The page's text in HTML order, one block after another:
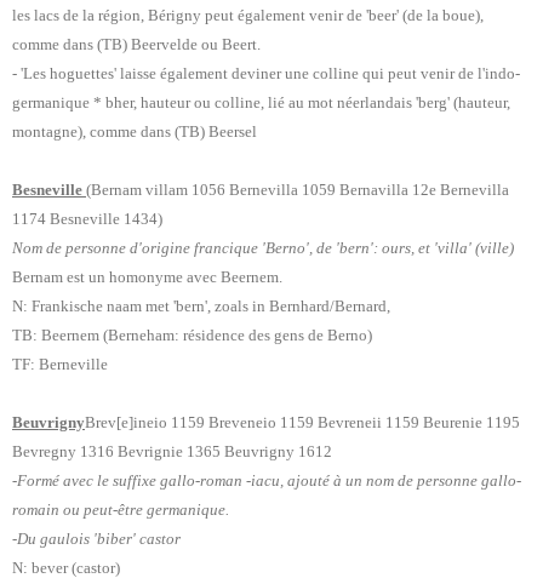
les lacs de la région, Bérigny peut également venir de 'beer' (de la boue),
comme dans (TB) Beervelde ou Beert.
- 'Les hoguettes' laisse également deviner une colline qui peut venir de l'indo-
germanique * bher, hauteur ou colline, lié au mot néerlandais 'berg' (hauteur,
montagne), comme dans (TB) Beersel
Besneville (Bernam villam 1056 Bernevilla 1059 Bernavilla 12e Bernevilla
1174 Besneville 1434)
Nom de personne d'origine francique 'Berno', de 'bern': ours, et 'villa' (ville)
Bernam est un homonyme avec Beernem.
N: Frankische naam met 'bern', zoals in Bernhard/Bernard,
TB: Beernem (Berneham: résidence des gens de Berno)
TF: Berneville
BeuvrignyBrev[e]ineio 1159 Breveneio 1159 Bevreneii 1159 Beurenie 1195
Bevregny 1316 Bevrignie 1365 Beuvrigny 1612
-Formé avec le suffixe gallo-roman -iacu, ajouté à un nom de personne gallo-
romain ou peut-être germanique.
-Du gaulois 'biber' castor
N: bever (castor)